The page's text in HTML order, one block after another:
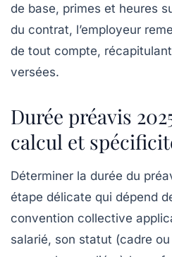
de base, primes et heures
du contrat, l’employeur
de tout compte,
versées.
Durée préavis
calcul et
Déterminer la durée du
étape délicate qui dépend
convention collective
salarié, son statut (cadre